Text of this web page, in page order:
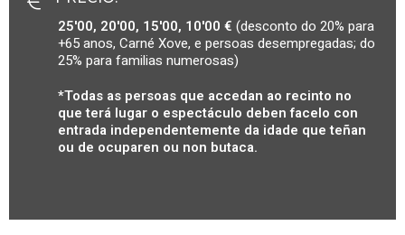
25'00, 20'00, 15'00, 10'00 € (desconto do 20% para
+65 anos, Carné Xove, e persoas desempregadas; do
25% para familias numerosas)
*Todas as persoas que accedan ao recinto no
que terá lugar o espectáculo deben facelo con
entrada independentemente da idade que teñan
ou de ocuparen ou non butaca.